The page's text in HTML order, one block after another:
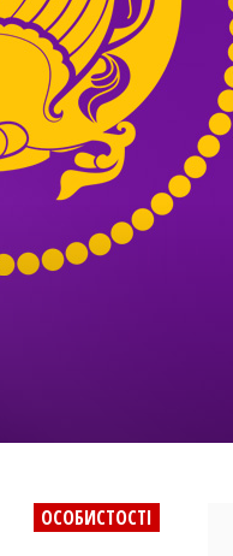
ОСОБИСТОСТІ